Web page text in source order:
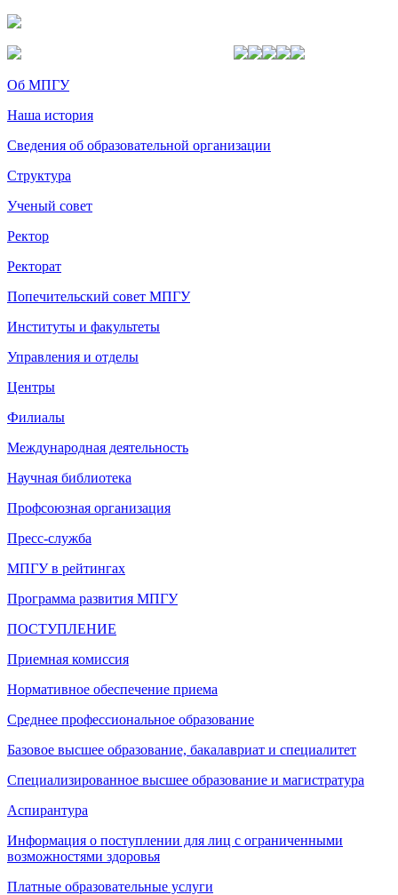
Об МПГУ
Наша история
Сведения об образовательной организации
Структура
Ученый совет
Ректор
Ректорат
Попечительский совет МПГУ
Институты и факультеты
Управления и отделы
Центры
Филиалы
Международная деятельность
Научная библиотека
Профсоюзная организация
Пресс-служба
МПГУ в рейтингах
Программа развития МПГУ
ПОСТУПЛЕНИЕ
Приемная комиссия
Нормативное обеспечение приема
Среднее профессиональное образование
Базовое высшее образование, бакалавриат и специалитет
Специализированное высшее образование и магистратура
Аспирантура
Информация о поступлении для лиц с ограниченными
возможностями здоровья
Платные образовательные услуги